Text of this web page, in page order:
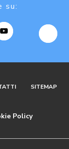
su:
SITEMAP
Policy